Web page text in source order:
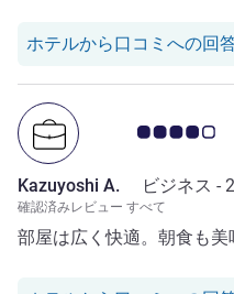
ホテルから口コミへの回
お客さまの声
Kazuyoshi A. ビジネス -
確認済みレビュー すべて
部屋は広く快適。朝食も美